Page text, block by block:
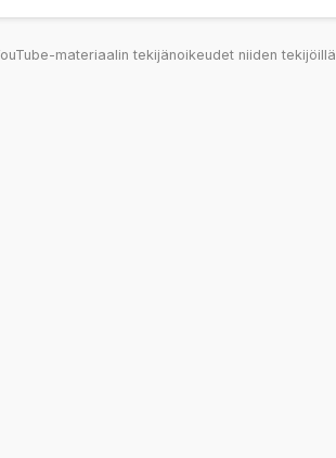
materiaalin tekijänoikeudet niiden tekijöillä